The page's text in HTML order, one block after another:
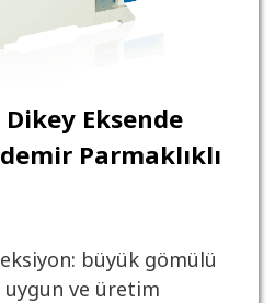
Eksende
Parmaklıklı
büyük gömülü
ve üretim